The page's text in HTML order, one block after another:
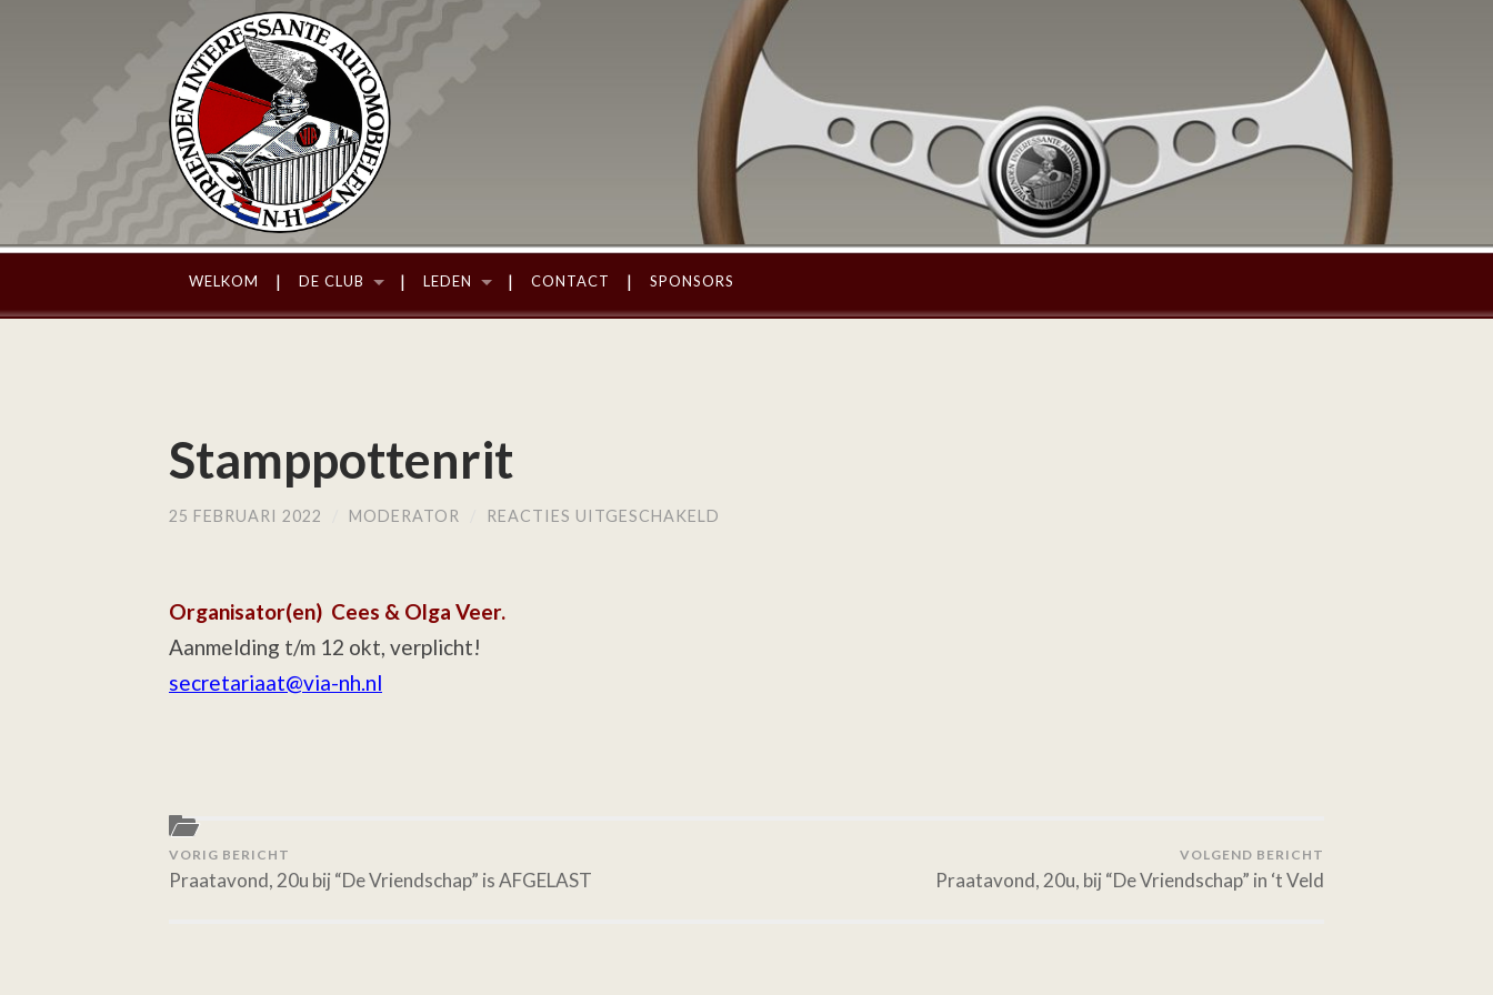
WELKOM DE CLUB LEDEN CONTACT SPONSORS
Stamppottenrit
25 FEBRUARI 2022 MODERATOR REACTIES UITGESCHAKELD
Organisator(en) Cees & Olga Veer.
Aanmelding t/m 12 okt, verplicht!
secretariaat@via-nh.nl
VORIG BERICHT
Praatavond, 20u bij “De Vriendschap” is AFGELAST
VOLGEND BERICHT
Praatavond, 20u, bij “De Vriendschap” in ‘t Veld